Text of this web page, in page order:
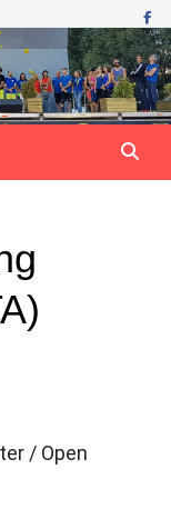
/ Open